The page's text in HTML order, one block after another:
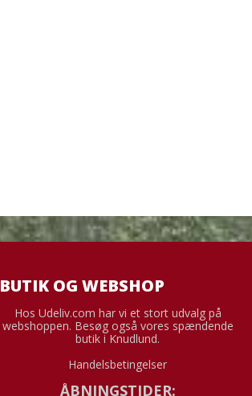
BUTIK OG WEBSHOP
Hos Udeliv.com har vi et stort udvalg på
webshoppen. Besøg også vores spændende
butik i Knudlund.
Handelsbetingelser
ÅBNINGSTIDER: